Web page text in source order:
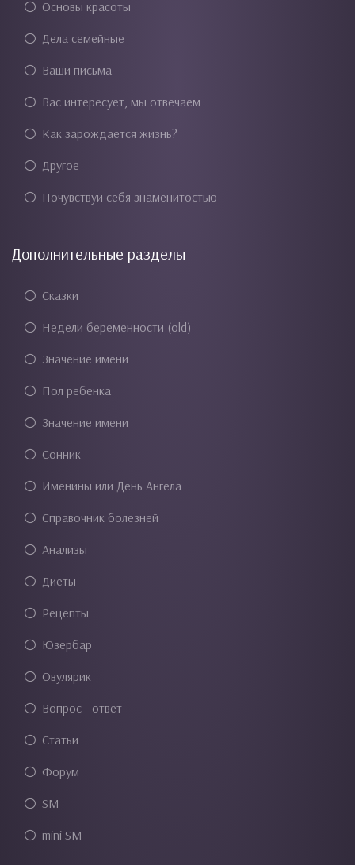
Основы красоты
Дела семейные
Ваши письма
Вас интересует, мы отвечаем
Как зарождается жизнь?
Другое
Почувствуй себя знаменитостью
Дополнительные разделы
Сказки
Недели беременности (old)
Значение имени
Пол ребенка
Значение имени
Сонник
Именины или День Ангела
Справочник болезней
Анализы
Диеты
Рецепты
Юзербар
Овулярик
Вопрос - ответ
Статьи
Форум
SM
mini SM